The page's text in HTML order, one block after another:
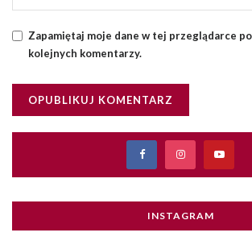
Zapamiętaj moje dane w tej przeglądarce
kolejnych komentarzy.
INSTAGRAM